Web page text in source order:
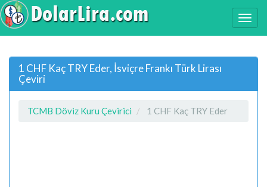
1 CHF Kaç TRY Eder, İsviçre Frankı Türk Lirası
Çeviri
TCMB Döviz Kuru Çevirici 1 CHF Kaç TRY Eder